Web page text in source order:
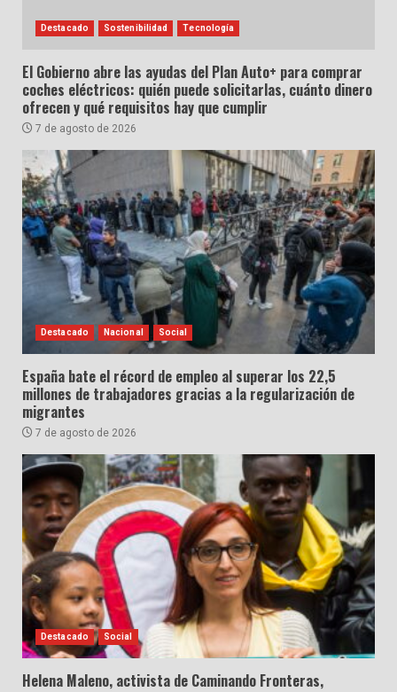
Destacado Sostenibilidad Tecnología
El Gobierno abre las ayudas del Plan Auto+ para comprar
coches eléctricos: quién puede solicitarlas, cuánto dinero
ofrecen y qué requisitos hay que cumplir
7 de agosto de 2026
Destacado Nacional Social
España bate el récord de empleo al superar los 22,5
millones de trabajadores gracias a la regularización de
migrantes
7 de agosto de 2026
Destacado Social
Helena Maleno, activista de Caminando Fronteras,